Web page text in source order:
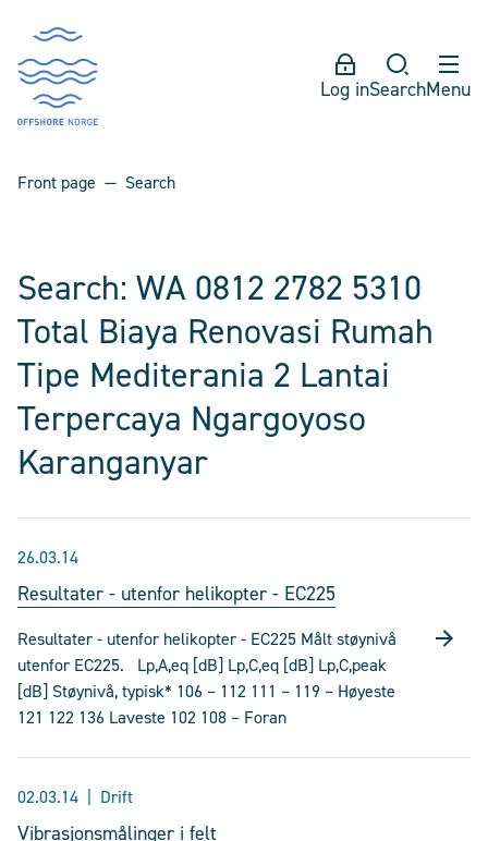
Log inSearchMenu
Front page Search
Search: WA 0812 2782 5310
Total Biaya Renovasi Rumah
Tipe Mediterania 2 Lantai
Terpercaya Ngargoyoso
Karanganyar
26.03.14
Resultater - utenfor helikopter - EC225
Resultater - utenfor helikopter - EC225 Målt støynivå
utenfor EC225. Lp,A,eq [dB] Lp,C,eq [dB] Lp,C,peak
[dB] Støynivå, typisk* 106 – 112 111 – 119 – Høyeste
121 122 136 Laveste 102 108 – Foran
02.03.14 Drift
Vibrasjonsmålinger i felt